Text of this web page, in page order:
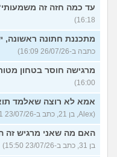
עד כמה חזה זה
16:18)
מתכננת חתונה ראשונה,
כתבה ב-26/07/26 16:09)
מרגישה חוסר בטחון
16:00)
אמא לא רוצה שאלמד
(Alex, בן 21, כתב ב-23/07/26 16:01)
האם מה שאני מרגיש זה
בן 31, כתב ב-23/07/26 15:50)